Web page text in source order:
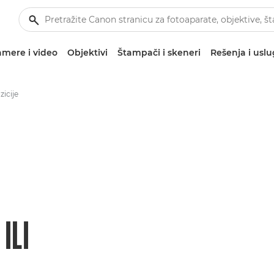
i video Objektivi Štampači i skeneri Rešenja i